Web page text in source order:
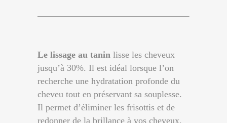
Le lissage au tanin lisse les cheveux
jusqu’à 30%. Il est idéal lorsque l’on
recherche une hydratation profonde du
cheveu tout en préservant sa souplesse.
Il permet d’éliminer les frisottis et de
redonner de la brillance à vos cheveux.